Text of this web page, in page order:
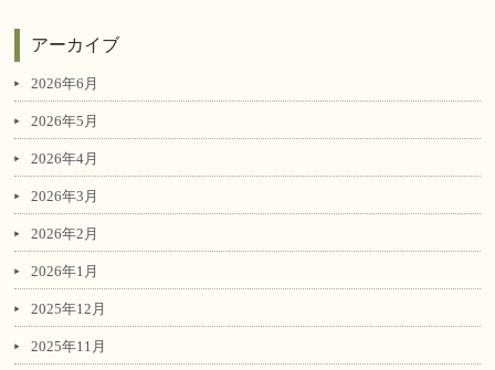
アーカイブ
2026年6月
2026年5月
2026年4月
2026年3月
2026年2月
2026年1月
2025年12月
2025年11月